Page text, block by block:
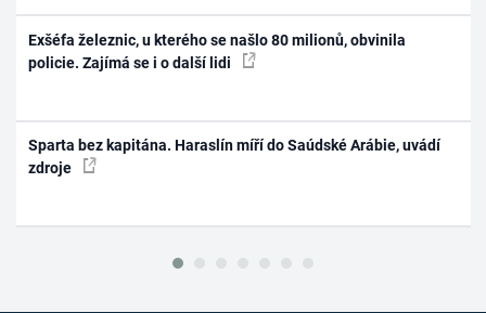
Exšéfa železnic, u kterého se našlo 80 milionů, obvinila
policie. Zajímá se i o další lidi
Sparta bez kapitána. Haraslín míří do Saúdské Arábie, uvádí
zdroje